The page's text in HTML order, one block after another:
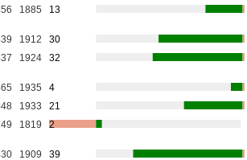
1885 13
1912
30
1924 32
1935
4
1933
21
1819 2
1909 39